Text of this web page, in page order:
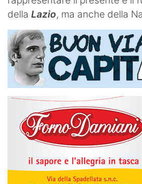
della Lazio, ma anche della